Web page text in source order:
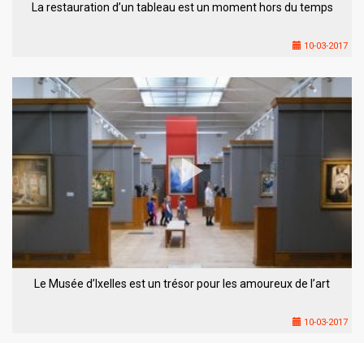
La restauration d’un tableau est un moment hors du temps
10-03-2017
Le Musée d’Ixelles est un trésor pour les amoureux de l’art
10-03-2017